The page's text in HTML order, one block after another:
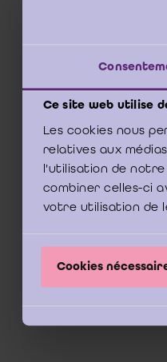
Ce site web utilise
Les cookies nous
relatives aux
l'utilisation de
combiner celles-ci
votre utilisation de
Cookies